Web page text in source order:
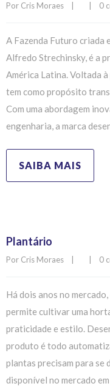
Por Cris Moraes 0
A Fazenda Futuro criada
Alfredo Strechinsky, é a
América Latina. Voltada
tem como propósito
Com uma abordagem
engenharia, a marca
SAIBA MAIS
Plantário
Por Cris Moraes 0
Há dois anos no
permite cultivar uma
praticidade e estilo.
produto é todo
plantas precisam para se
disponível no mercado